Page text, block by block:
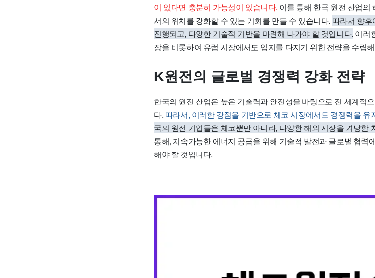
이 있다면 충분히 가능성이 있습니다. 이를 통해 한국 원전 산업의
서의 위치를 강화할 수 있는 기회를 만들 수 있습니다. 따라서 향
진행되고, 다양한 기술적 기반을 마련해 나가야 할 것입니다. 이러
장을 비롯하여 유럽 시장에서도 입지를 다지기 위한 전략을 수립
K원전의 글로벌 경쟁력 강화 전략
한국의 원전 산업은 높은 기술력과 안전성을 바탕으로 전 세계적
다. 따라서, 이러한 강점을 기반으로 체코 시장에서도 경쟁력을
국의 원전 기업들은 체코뿐만 아니라, 다양한 해외 시장을 겨냥한
통해, 지속가능한 에너지 공급을 위해 기술적 발전과 글로벌 협력
해야 할 것입니다.